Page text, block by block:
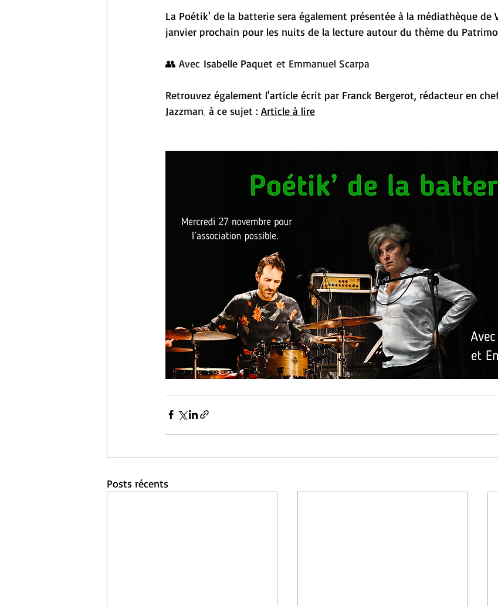
La Poétik' de la batterie sera également présentée à la médiathèque de
janvier prochain pour les nuits de la lecture autour du thème du
👥 Avec Isabelle Paquet et Emmanuel Scarpa
Retrouvez également l'article écrit par Franck Bergerot, rédacteur en
Jazzman, à ce sujet : Article à lire
Posts récents